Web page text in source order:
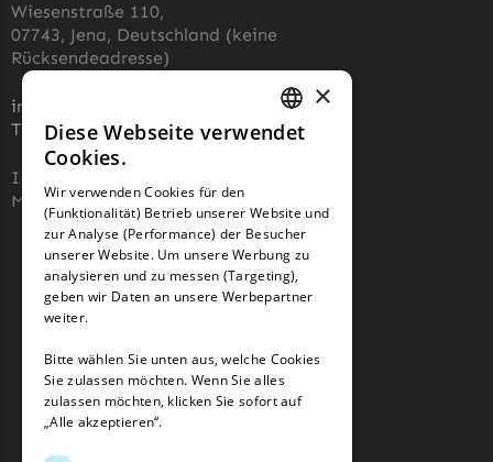
Wiesenstraße 110,
07743, Jena, Deutschland (keine
Rücksendeadresse)
info@robotermaher-messer.de
Tel. +49 3641 8090878
IHK 67529623
MWST: NL857053759B01
GERMAN
GERMAN
×
Diese Webseite verwendet
Cookies.
Wir verwenden Cookies für den
(Funktionalität) Betrieb unserer Website und
zur Analyse (Performance) der Besucher
unserer Website. Um unsere Werbung zu
analysieren und zu messen (Targeting),
geben wir Daten an unsere Werbepartner
weiter.
Bitte wählen Sie unten aus, welche Cookies
Sie zulassen möchten. Wenn Sie alles
zulassen möchten, klicken Sie sofort auf
„Alle akzeptieren“.